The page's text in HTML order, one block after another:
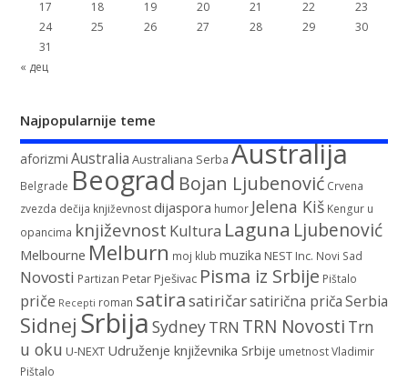
17 18 19 20 21 22
23
24
25 26 27 28 29
30
31
« дец
Najpopularnije teme
aforizmi Australia Australiana Serba Australija
Belgrade Beograd Bojan Ljubenović Crvena
zvezda dečija književnostdijaspora humor Jelena Kiš Kengur u
opancima književnost Kultura Laguna Ljubenović
Melbourne Melburn moj klub muzika NEST Inc. Novi Sad
Novosti Partizan Petar Pješivac Pisma iz Srbije Pištalo
priče Recepti roman satirasatiričarsatirična pričaSerbia
Sidnej Srbija SydneyTRN TRN Novosti Trn
u oku U-NEXT Udruženje književnika Srbije umetnostVladimir
Pištalo